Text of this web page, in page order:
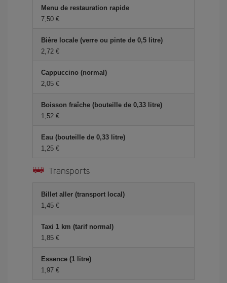
Menu de restauration rapide
7,50 €
Bière locale (verre ou pinte de 0,5 litre)
2,72 €
Cappuccino (normal)
2,05 €
Boisson fraîche (bouteille de 0,33 litre)
1,52 €
Eau (bouteille de 0,33 litre)
1,25 €
Transports
Billet aller (transport local)
1,45 €
Taxi 1 km (tarif normal)
1,85 €
Essence (1 litre)
1,97 €